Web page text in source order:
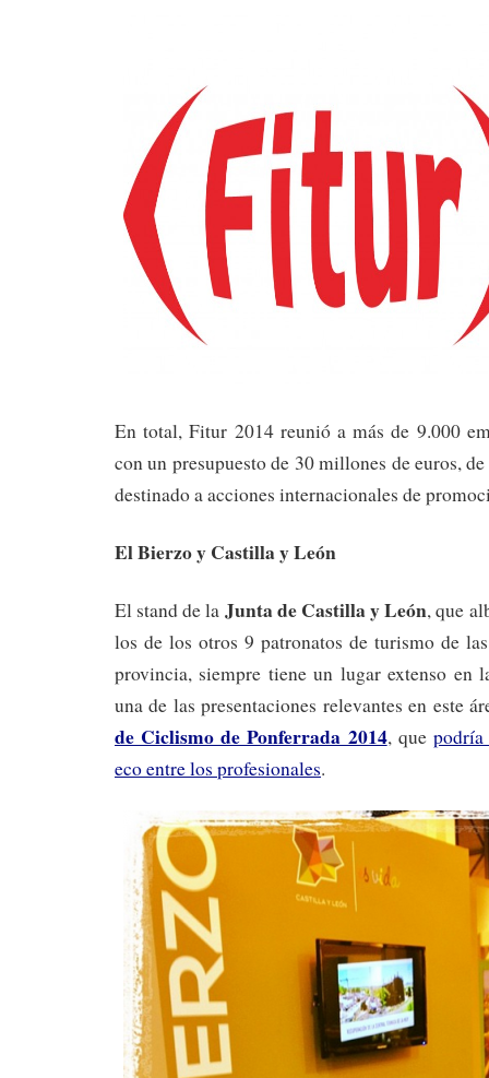
En total, Fitur 2014 reunió a más de 9.000
con un presupuesto de 30 millones de euros,
destinado a acciones internacionales de
El Bierzo y Castilla y León
El stand de la Junta de Castilla y León, que
los de los otros 9 patronatos de turismo de
provincia, siempre tiene un lugar extenso en
una de las presentaciones relevantes en este
de Ciclismo de Ponferrada 2014, que podría
eco entre los profesionales.